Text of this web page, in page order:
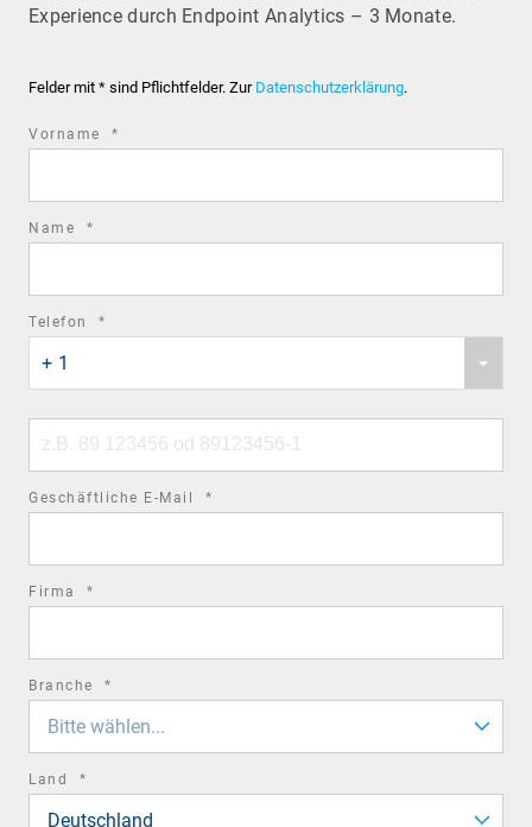
Experience durch Endpoint Analytics – 3 Monate.
Felder mit * sind Pflichtfelder. Zur Datenschutzerklärung.
Vorname *
Name *
Telefon *
country
code
+ 1
number
Geschäftliche E-Mail *
Firma *
Branche *
Bitte wählen...
Land *
Deutschland